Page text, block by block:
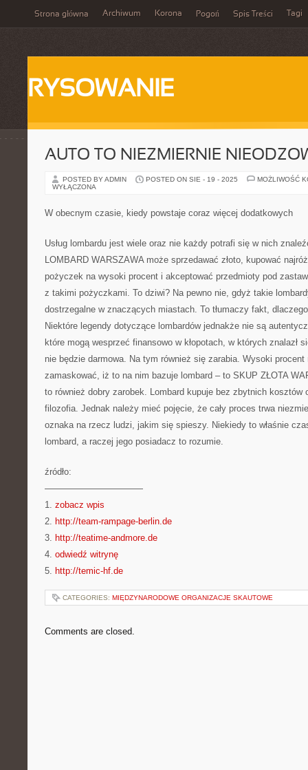
Strona główna Archiwum Korona Pogoń Spis Treści Tagi
RYSOWANIE
AUTO TO NIEZMIERNIE
POSTED BY ADMIN POSTED ON SIE - 19 - 2025
MOŻLIWOŚĆ
WYŁĄCZONA
W obecnym czasie, kiedy powstaje coraz więcej dodatkowych
Usług lombardu jest wiele oraz nie każdy potrafi się w nich
LOMBARD WARSZAWA może sprzedawać złoto, kupować
pożyczek na wysoki procent i akceptować przedmioty pod
z takimi pożyczkami. To dziwi? Na pewno nie, gdyż takie
dostrzegalne w znaczących miastach. To tłumaczy fakt,
Niektóre legendy dotyczące lombardów jednakże nie są
które mogą wesprzeć finansowo w kłopotach, w których znalazł
nie będzie darmowa. Na tym również się zarabia. Wysoki
zamaskować, iż to na nim bazuje lombard – to SKUP ZŁOTA
to również dobry zarobek. Lombard kupuje bez zbytnich kosztów
filozofia. Jednak należy mieć pojęcie, że cały proces trwa
oznaka na rzecz ludzi, jakim się spieszy. Niekiedy to właśnie
lombard, a raczej jego posiadacz to rozumie.
źródło:
———————————
1. zobacz wpis
2. http://team-rampage-berlin.de
3. http://teatime-andmore.de
4. odwiedź witrynę
5. http://temic-hf.de
CATEGORIES: MIĘDZYNARODOWE ORGANIZACJE SKAUTOWE
Comments are closed.